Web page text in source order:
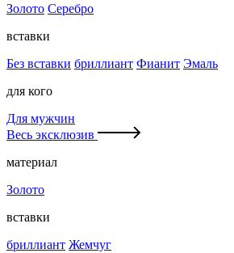
Золото Серебро
вставки
Без вставки бриллиант Фианит Эмаль
для кого
Для мужчин
Весь эксклюзив
материал
Золото
вставки
бриллиант Жемчуг